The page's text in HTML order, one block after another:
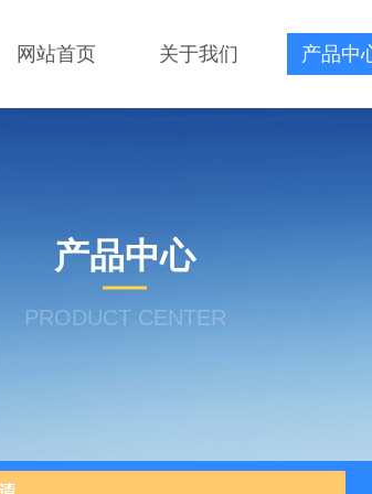
网站首页 关于我们 产品中
产品中心
PRODUCT CENTER